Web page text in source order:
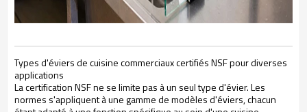
Types d'éviers de cuisine commerciaux certifiés NSF pour diverses
applications
La certification NSF ne se limite pas à un seul type d'évier. Les
normes s'appliquent à une gamme de modèles d'éviers, chacun